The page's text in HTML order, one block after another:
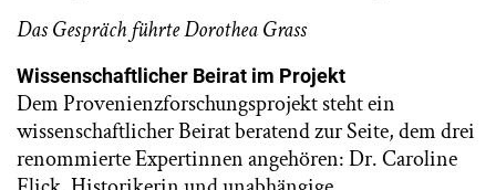
Das Gespräch führte Dorothea Grass
Wissenschaftlicher Beirat im Projekt
Dem Provenienzforschungsprojekt steht ein
wissenschaftlicher Beirat beratend zur Seite, dem drei
renommierte Expertinnen angehören: Dr. Caroline